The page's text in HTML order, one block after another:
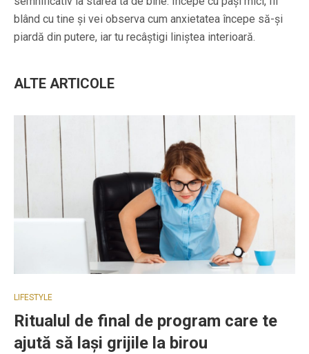
blând cu tine și vei observa cum anxietatea începe să-și
piardă din putere, iar tu recâștigi liniștea interioară.
ALTE ARTICOLE
LIFESTYLE
Ritualul de final de program care te
ajută să lași grijile la birou